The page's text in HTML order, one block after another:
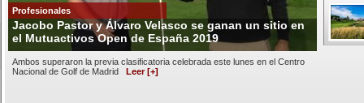
Profesionales
Jacobo Pastor y Álvaro Velasco se ganan un sitio en
el Mutuactivos Open de España 2019
Ambos superaron la previa clasificatoria celebrada este lunes en el Centro
Nacional de Golf de Madrid Leer [+]